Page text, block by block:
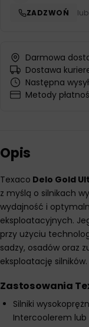
ZADZWOŃ lub
Darmowa
Dostawa
Następna
Metody
Opis
Texaco Delo Gold
z myślą o silnikach
wydajność i
eksploatacyjnych.
przy użyciu
sadzy, osadów oraz
eksploatację silników.
Zastosowania
Silniki
Intercoolerem lub